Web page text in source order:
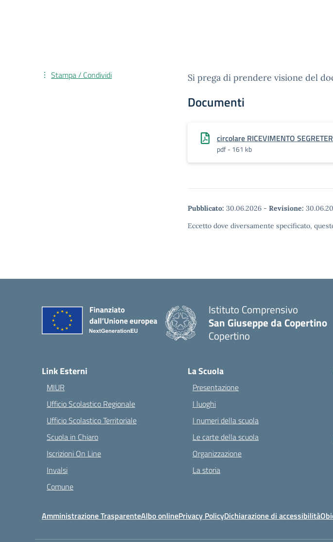
Si prega di prendere visione del
Documenti
circolare RICEVIMENTO
pdf - 161 kb
Pubblicato: 30.06.2026 - Revisione:
Eccetto dove diversamente specificato,
Stampa / Condividi
Istituto Comprensivo
San Giuseppe da Copertino
Copertino
Link Esterni
MIUR
Ufficio Scolastico Regionale
Ufficio Scolastico Territoriale
Scuola in Chiaro
Iscrizioni On Line
Invalsi
Comune
La Scuola
Presentazione
I luoghi
I numeri della scuola
Le carte della scuola
Organizzazione
La storia
Amministrazione TrasparenteAlbo onlinePrivacy PolicyDichiarazione di accessibilità